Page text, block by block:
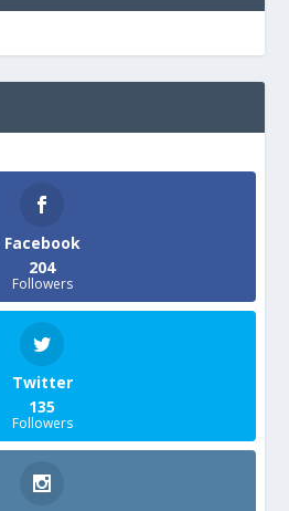
Facebook
204
Followers
Twitter
135
Followers